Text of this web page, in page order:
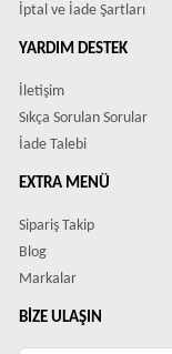
İptal ve İade Şartları
YARDIM DESTEK
İletişim
Sıkça Sorulan Sorular
İade Talebi
EXTRA MENÜ
Sipariş Takip
Blog
Markalar
BIZE ULAŞIN